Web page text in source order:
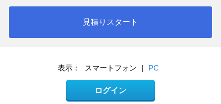
見積りスタート
表示： スマートフォン | PC
ログイン